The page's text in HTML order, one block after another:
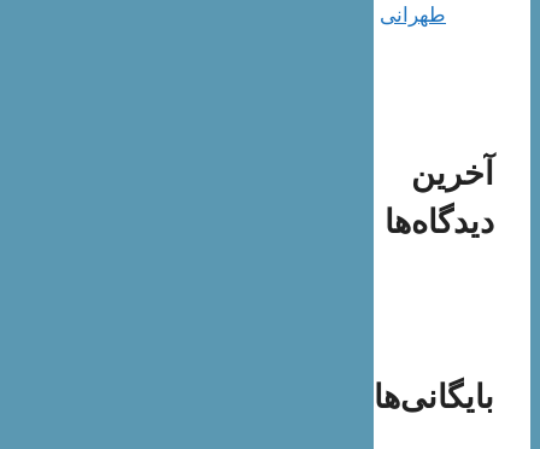
طهرانی
آخرین
دیدگاه‌ها
بایگانی‌ها